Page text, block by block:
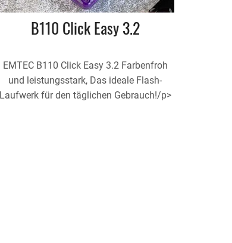
B110 Click Easy 3.2
EMTEC B110 Click Easy 3.2 Farbenfroh
und leistungsstark, Das ideale Flash-
Laufwerk für den täglichen Gebrauch!/p>